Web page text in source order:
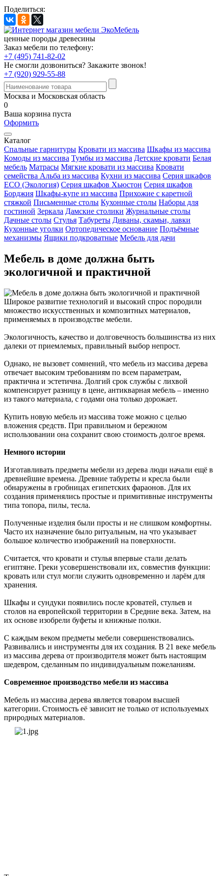
Поделиться:
ценные породы древесины
Заказ мебели по телефону:
+7 (495) 741-82-02
Не смогли дозвониться? Закажите звонок!
+7 (920) 929-55-88
Москва и Московская область
0
Ваша корзина пуста
Оформить
Каталог
Спальные гарнитуры Кровати из массива Шкафы из массива
Комоды из массива Тумбы из массива Детские кровати Белая
мебель Матрасы Мягкие кровати из массива Кровати
семейства Альба из массива Кухни из массива Серия шкафов
ECO (Экология) Серия шкафов Хьюстон Серия шкафов
Борджия Шкафы-купе из массива Прихожие с каретной
стяжкой Письменные столы Кухонные столы Наборы для
гостиной Зеркала Дамские столики Журнальные столы
Дачные столы Стулья Табуреты Диваны, скамьи, лавки
Кухонные уголки Ортопедическое основание Подъёмные
механизмы Ящики подкроватные Мебель для дачи
Мебель в доме должна быть
экологичной и практичной
Широкое развитие технологий и высокий спрос породили
множество искусственных и композитных материалов,
применяемых в производстве мебели.
Экологичность, качество и долговечность большинства из них
далеки от приемлемых, правильный выбор непрост.
Однако, не вызовет сомнений, что мебель из массива дерева
отвечает высоким требованиям по всем параметрам,
практична и эстетична. Долгий срок службы с лихвой
компенсирует разницу в цене, антикварная мебель – именно
из такого материала, с годами она только дорожает.
Купить новую мебель из массива тоже можно с целью
вложения средств. При правильном и бережном
использовании она сохранит свою стоимость долгое время.
Немного истории
Изготавливать предметы мебели из дерева люди начали ещё в
древнейшие времена. Древние табуреты и кресла были
обнаружены в гробницах египетских фараонов. Для их
создания применялись простые и примитивные инструменты
типа топора, пилы, тесла.
Полученные изделия были просты и не слишком комфортны.
Часто их назначение было ритуальным, на что указывает
большое количество изображений на поверхности.
Считается, что кровати и стулья впервые стали делать
египтяне. Греки усовершенствовали их, совместив функции:
кровать или стул могли служить одновременно и ларём для
хранения.
Шкафы и сундуки появились после кроватей, стульев и
столов на европейской территории в Средние века. Затем, на
их основе изобрели буфеты и книжные полки.
С каждым веком предметы мебели совершенствовались.
Развивались и инструменты для их создания. В 21 веке мебель
из массива дерева от производителя может быть настоящим
шедевром, сделанным по индивидуальным пожеланиям.
Современное производство мебели из массива
Мебель из массива дерева является товаром высшей
категории. Стоимость её зависит не только от используемых
природных материалов.